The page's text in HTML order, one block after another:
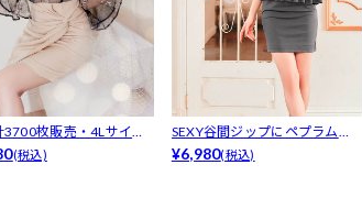
3700枚販売・4Lサイズ
...(税込)
SEXY谷間ジップにペプラムで
スタイル...
¥6,980(税込)